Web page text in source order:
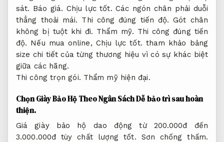
sát. Báo giá. Chịu lực tốt. Các ngón chân phải duỗi
thẳng thoải mái. Thi công đúng tiến độ. Gót chân
không bị tuột khi đi. Thẩm mỹ. Thi công đúng tiến
độ. Nếu mua online, Chịu lực tốt. tham khảo bảng
size chi tiết của từng thương hiệu vì có sự khác biệt
giữa các hãng.
Thi công trọn gói. Thẩm mỹ hiện đại.
Chọn Giày Bảo Hộ Theo Ngân SáchDễ bảo trì sau hoàn
thiện.
Giá giày bảo hộ dao động từ 200.000đ đến
3.000.000đ tùy chất lượng tốt. Sơn chống thấm.